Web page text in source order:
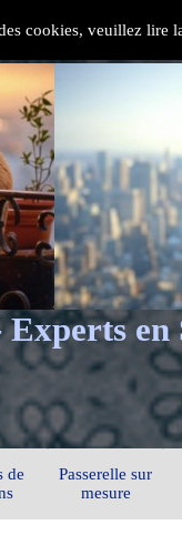
cookies, veuillez lire
en
de
Passerelle sur
mesure